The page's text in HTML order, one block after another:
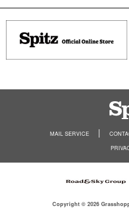
MAIL SERVICE
Copyright © 2026